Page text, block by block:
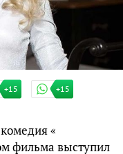
+15 +15
«
фильма выступил